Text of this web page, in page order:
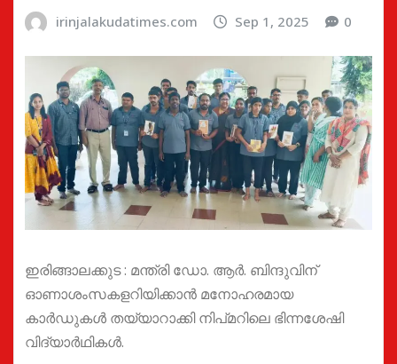
irinjalakudatimes.com Sep 1, 2025 0
ഇരിങ്ങാലക്കുട : മന്ത്രി ഡോ. ആർ. ബിന്ദുവിന്
ഓണാശംസകളറിയിക്കാൻ മനോഹരമായ
കാർഡുകൾ തയ്യാറാക്കി നിപ്മറിലെ ഭിന്നശേഷി
വിദ്യാർഥികൾ.